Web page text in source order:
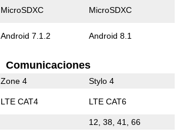
MicroSDXC MicroSDXC
Android 7.1.2 Android 8.1
Comunicaciones
Zone 4 Stylo 4
LTE CAT4 LTE CAT6
12, 38, 41, 66